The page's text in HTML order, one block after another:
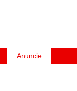
Anuncie